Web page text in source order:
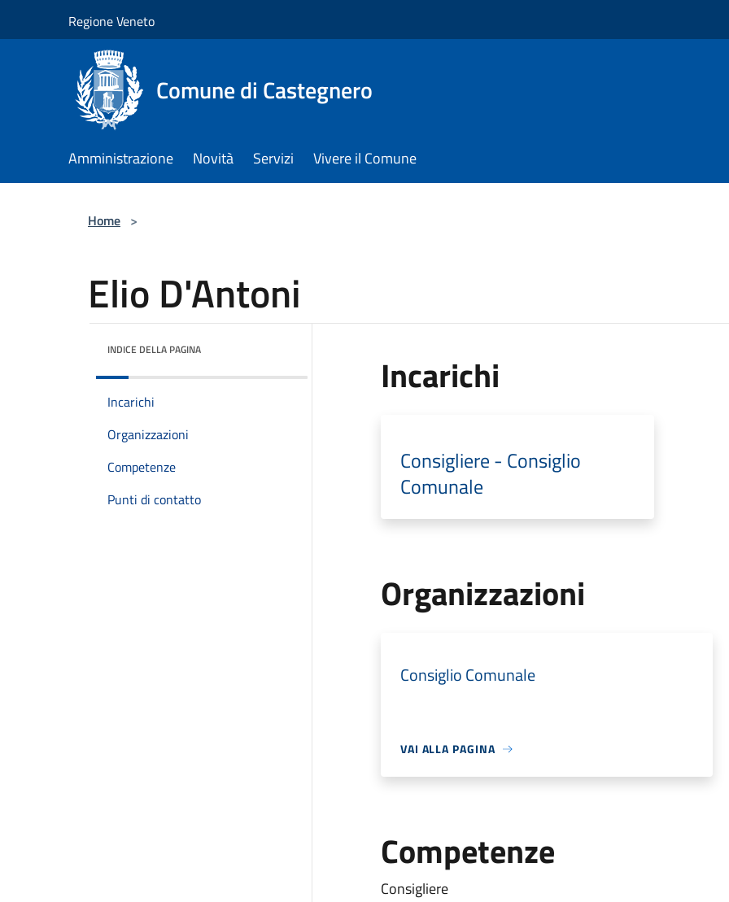
Regione Veneto
Comune di Castegnero
Amministrazione Novità Servizi Vivere il Comune
Home >
Elio D'Antoni
INDICE DELLA PAGINA
Incarichi
Organizzazioni
Competenze
Punti di contatto
Incarichi
Consigliere - Consiglio
Comunale
Organizzazioni
Consiglio Comunale
VAI ALLA PAGINA
Competenze
Consigliere